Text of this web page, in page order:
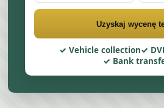
Uzyskaj wycenę
Vehicle collection
Bank